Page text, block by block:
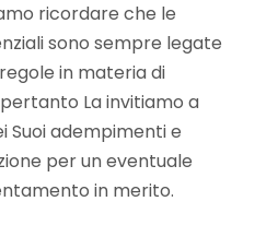
ricordare che le
sono sempre legate
in materia di
La invitiamo a
Suoi adempimenti e
per un eventuale
in merito.